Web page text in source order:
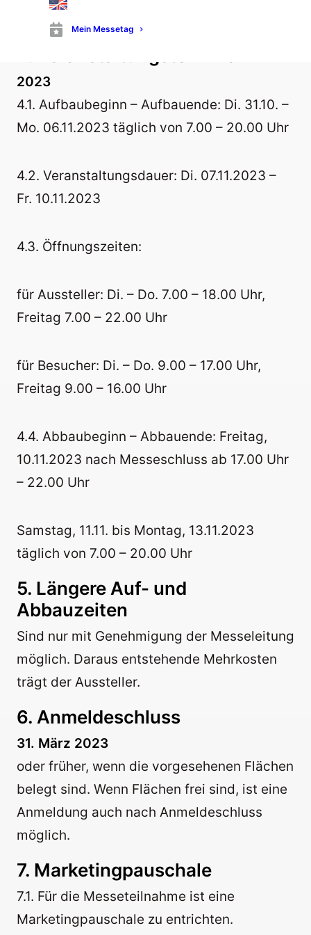
Mein Messetag
www.messe-stuttgart.de
2023
4.1. Aufbaubeginn – Aufbauende: Di. 31.10. –
Mo. 06.11.2023 täglich von 7.00 – 20.00 Uhr
4.2. Veranstaltungsdauer: Di. 07.11.2023 –
Fr. 10.11.2023
4.3. Öffnungszeiten:
für Aussteller: Di. – Do. 7.00 – 18.00 Uhr,
Freitag 7.00 – 22.00 Uhr
für Besucher: Di. – Do. 9.00 – 17.00 Uhr,
Freitag 9.00 – 16.00 Uhr
4.4. Abbaubeginn – Abbauende: Freitag,
10.11.2023 nach Messeschluss ab 17.00 Uhr
– 22.00 Uhr
Samstag, 11.11. bis Montag, 13.11.2023
täglich von 7.00 – 20.00 Uhr
5. Längere Auf- und
Abbauzeiten
Sind nur mit Genehmigung der Messeleitung
möglich. Daraus entstehende Mehrkosten
trägt der Aussteller.
6. Anmeldeschluss
31. März 2023
oder früher, wenn die vorgesehenen Flächen
belegt sind. Wenn Flächen frei sind, ist eine
Anmeldung auch nach Anmeldeschluss
möglich.
7. Marketingpauschale
7.1. Für die Messeteilnahme ist eine
Marketingpauschale zu entrichten.